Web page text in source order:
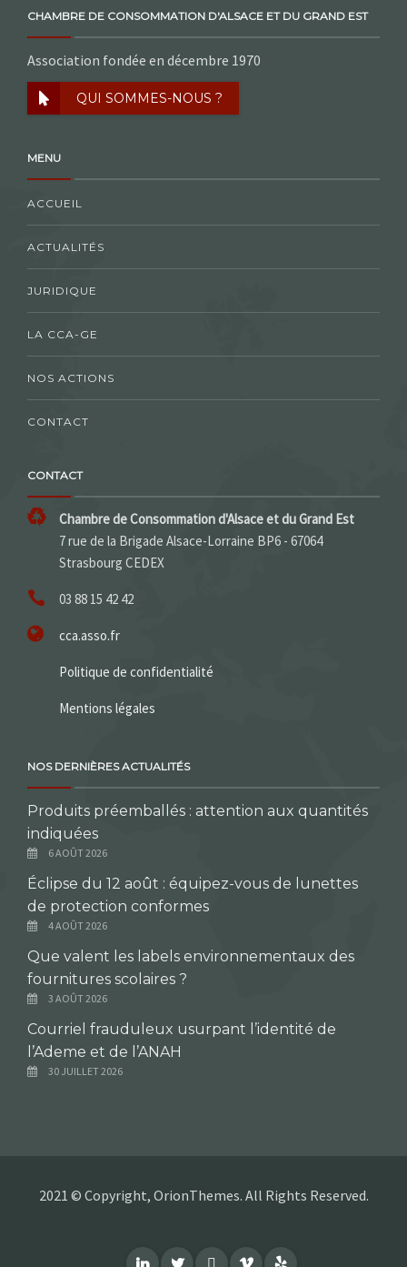
CHAMBRE DE CONSOMMATION D'ALSACE ET DU GRAND EST
Association fondée en décembre 1970
QUI SOMMES-NOUS ?
MENU
ACCUEIL
ACTUALITÉS
JURIDIQUE
LA CCA-GE
NOS ACTIONS
CONTACT
CONTACT
Chambre de Consommation d'Alsace et du Grand Est
7 rue de la Brigade Alsace-Lorraine BP6 - 67064
Strasbourg CEDEX
03 88 15 42 42
cca.asso.fr
Politique de confidentialité
Mentions légales
NOS DERNIÈRES ACTUALITÉS
Produits préemballés : attention aux quantités
indiquées
6 AOÛT 2026
Éclipse du 12 août : équipez-vous de lunettes
de protection conformes
4 AOÛT 2026
Que valent les labels environnementaux des
fournitures scolaires ?
3 AOÛT 2026
Courriel frauduleux usurpant l’identité de
l’Ademe et de l’ANAH
30 JUILLET 2026
2021 © Copyright, OrionThemes. All Rights Reserved.